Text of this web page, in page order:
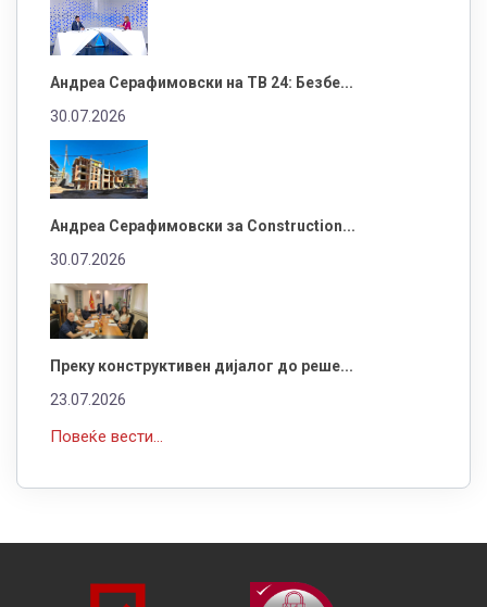
Андреа Серафимовски на ТВ 24: Безбе...
30.07.2026
Андреа Серафимовски за Construction...
30.07.2026
Преку конструктивен дијалог до реше...
23.07.2026
Повеќе вести...